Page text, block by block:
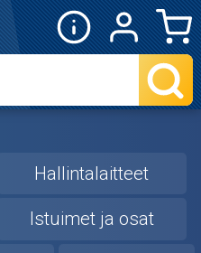
Hallintalaitteet
Istuimet ja osat